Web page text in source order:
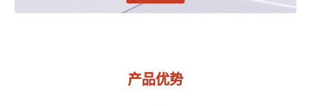
产品优势